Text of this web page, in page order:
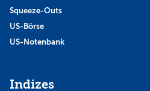
Squeeze-Outs
US-Börse
US-Notenbank
Indizes